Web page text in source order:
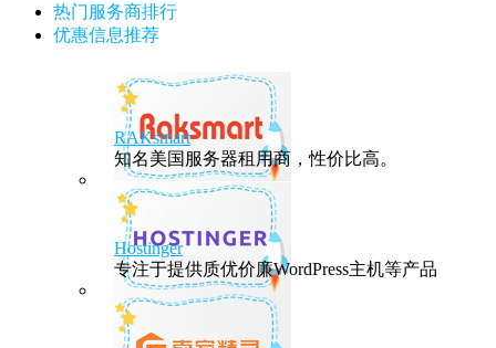
热门服务商排行
优惠信息推荐
RAKsmart
知名美国服务器租用商，性价比高。
Hostinger
专注于提供质优价廉WordPress主机等产品